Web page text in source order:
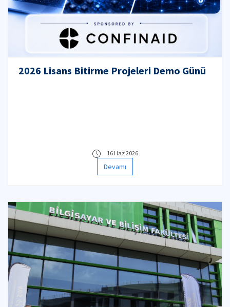
2026 Lisans Bitirme Projeleri Demo Günü
16 Haz 2026
Devamı